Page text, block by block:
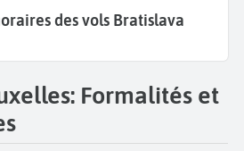
des vols Bratislava
Formalités et